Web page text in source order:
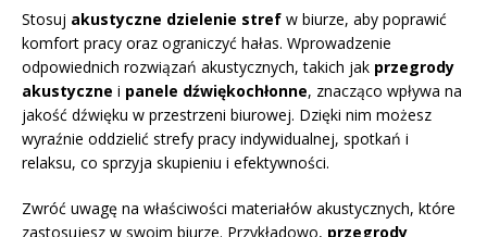
Stosuj akustyczne dzielenie stref w biurze, aby poprawić
komfort pracy oraz ograniczyć hałas. Wprowadzenie
odpowiednich rozwiązań akustycznych, takich jak przegrody
akustyczne i panele dźwiękochłonne, znacząco wpływa na
jakość dźwięku w przestrzeni biurowej. Dzięki nim możesz
wyraźnie oddzielić strefy pracy indywidualnej, spotkań i
relaksu, co sprzyja skupieniu i efektywności.
Zwróć uwagę na właściwości materiałów akustycznych, które
zastosujesz w swoim biurze. Przykładowo, przegrody